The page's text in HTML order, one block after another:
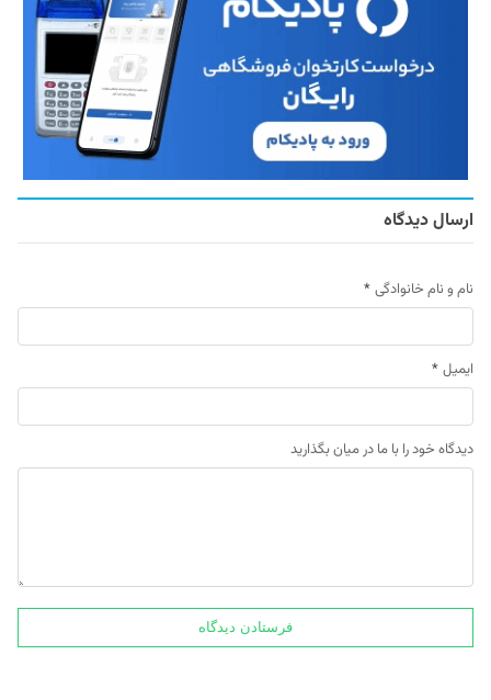
ارسال دیدگاه
نام و نام خانوادگی *
ایمیل *
دیدگاه خود را با ما در میان بگذارید